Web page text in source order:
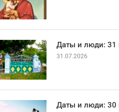
Даты и люди: 31
31.07.2026
Даты и люди: 30